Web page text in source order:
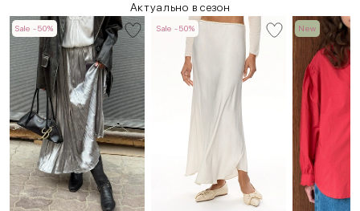
Актуально в сезон
Sale -50% Sale -50% New